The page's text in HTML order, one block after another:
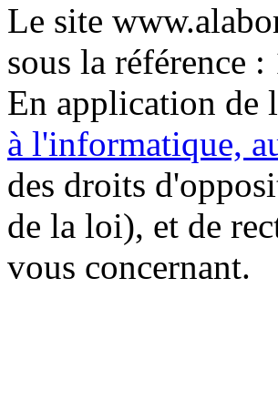
Le site
sous la référence
En application de
à l'informatique,
des droits
de la loi), et de
vous concernant.